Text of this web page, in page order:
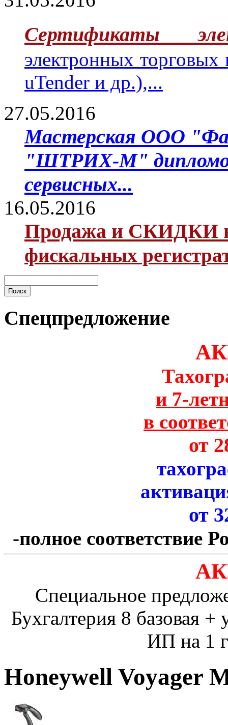
Сертификаты
электронных
uTender и др.),...
27.05.2016
Мастерская ООО
"ШТРИХ-М"
сервисных...
16.05.2016
Продажа и СКИДКИ
фискальных
Спецпредложение
и 7-
в
от
от
-полное соответствие
Специальное
Бухгалтерия 8 базовая
ИП на 1
Honeywell Voyager